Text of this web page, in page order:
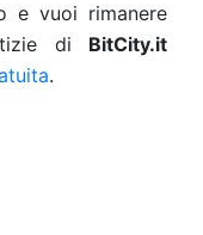
e vuoi rimanere
di BitCity.it
.